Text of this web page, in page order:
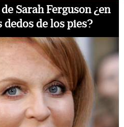
Sarah Ferguson ¿en
de los pies?